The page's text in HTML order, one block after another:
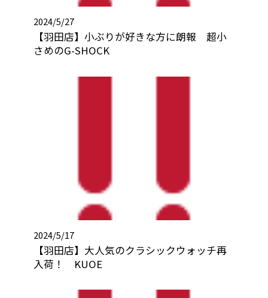
2024/5/27
【羽田店】小ぶりが好きな方に朗報 超小
さめのG-SHOCK
2024/5/17
【羽田店】大人気のクラシックウォッチ再
入荷！ KUOE